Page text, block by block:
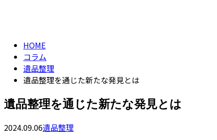
HOME
コラム
遺品整理
遺品整理を通じた新たな発見とは
遺品整理を通じた新たな発見とは
2024.09.06遺品整理